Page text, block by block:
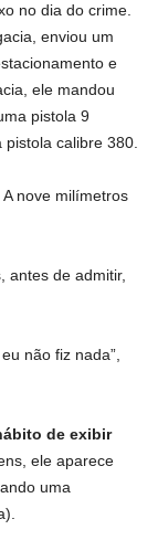
no dia do crime.
enviou um
e
ele mandou
pistola 9
calibre 380.
nove milímetros
antes de admitir,
não fiz nada”,
de exibir
ele aparece
uma